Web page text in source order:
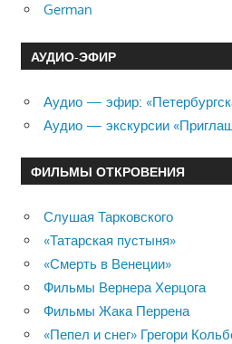
German
АУДИО-ЭФИР
Аудио — эфир:
Аудио — экскурсии
ФИЛЬМЫ ОТКРОВЕНИЯ
Слушая Тарковского
«Татарская пустыня»
«Смерть в Венеции»
Фильмы Вернера Херцога
Фильмы Жака Перрена
«Пепел и снег» Грегори